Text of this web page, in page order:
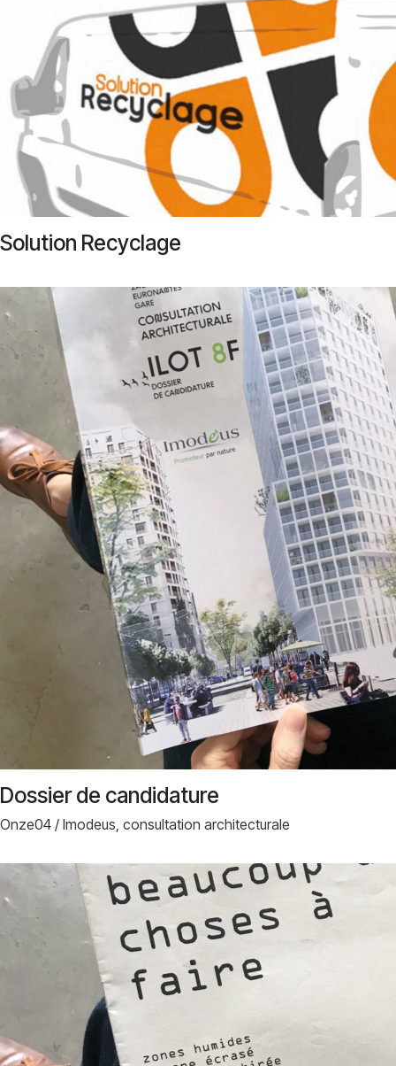
Solution Recyclage
Dossier de candidature
Onze04 / Imodeus, consultation architecturale